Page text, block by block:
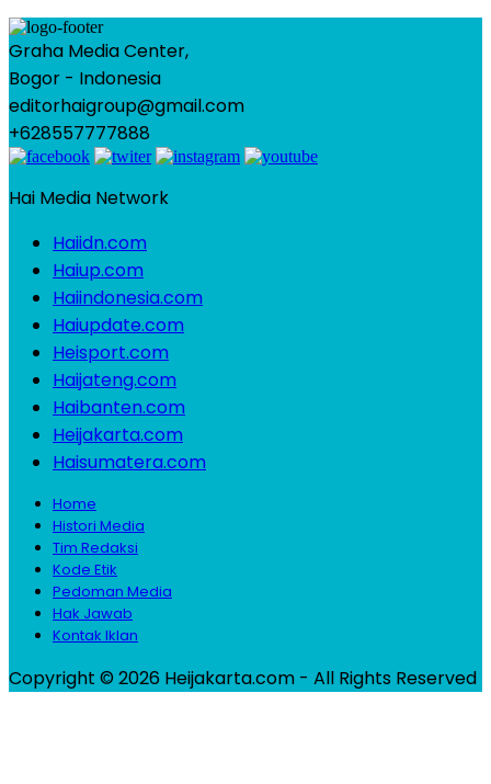
Graha Media Center,
Bogor - Indonesia
editorhaigroup@gmail.com
+628557777888
Hai Media Network
Haiidn.com
Haiup.com
Haiindonesia.com
Haiupdate.com
Heisport.com
Haijateng.com
Haibanten.com
Heijakarta.com
Haisumatera.com
Home
Histori Media
Tim Redaksi
Kode Etik
Pedoman Media
Hak Jawab
Kontak Iklan
Copyright © 2026 Heijakarta.com - All Rights Reserved